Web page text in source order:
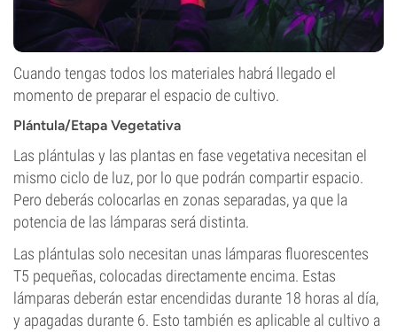
Cuando tengas todos los materiales habrá llegado el
momento de preparar el espacio de cultivo.
Plántula/Etapa Vegetativa
Las plántulas y las plantas en fase vegetativa necesitan el
mismo ciclo de luz, por lo que podrán compartir espacio.
Pero deberás colocarlas en zonas separadas, ya que la
potencia de las lámparas será distinta.
Las plántulas solo necesitan unas lámparas fluorescentes
T5 pequeñas, colocadas directamente encima. Estas
lámparas deberán estar encendidas durante 18 horas al día,
y apagadas durante 6. Esto también es aplicable al cultivo a